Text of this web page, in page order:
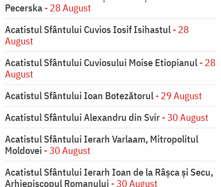
Pecerska- 28 August
Acatistul Sfântului Cuvios Iosif Isihastul- 28
August
Acatistul Sfântului Cuviosului Moise Etiopianul- 28
August
Acatistul Sfântului Ioan Botezătorul- 29 August
Acatistul Sfântului Alexandru din Svir- 30 August
Acatistul Sfântului Ierarh Varlaam, Mitropolitul
Moldovei - 30 August
Acatistul Sfântului Ierarh Ioan de la Râşca şi Secu,
Arhiepiscopul Romanului - 30 August